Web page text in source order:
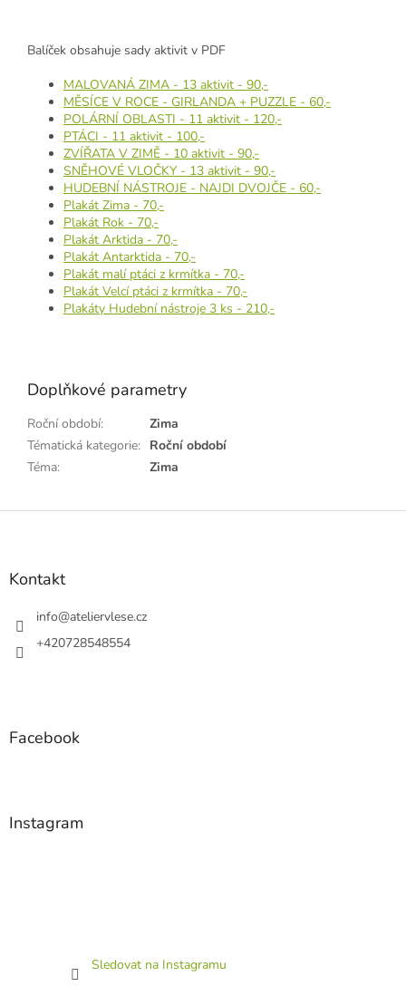
Balíček obsahuje sady aktivit v PDF
MALOVANÁ ZIMA - 13 aktivit - 90,-
MĚSÍCE V ROCE - GIRLANDA + PUZZLE - 60,-
POLÁRNÍ OBLASTI - 11 aktivit - 120,-
PTÁCI - 11 aktivit - 100,-
ZVÍŘATA V ZIMĚ - 10 aktivit - 90,-
SNĚHOVÉ VLOČKY - 13 aktivit - 90,-
HUDEBNÍ NÁSTROJE - NAJDI DVOJČE - 60,-
Plakát Zima - 70,-
Plakát Rok - 70,-
Plakát Arktida - 70,-
Plakát Antarktida - 70,-
Plakát malí ptáci z krmítka - 70,-
Plakát Velcí ptáci z krmítka - 70,-
Plakáty Hudební nástroje 3 ks - 210,-
Doplňkové parametry
Roční období:
Zima
Tématická kategorie: Roční období
Téma: Zima
Z
Kontakt
info@ateliervlese.cz
+420728548554
Facebook
Instagram
Sledovat na Instagramu